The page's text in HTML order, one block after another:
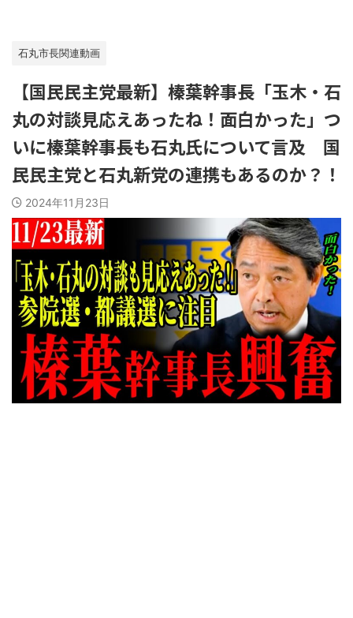
石丸市長関連動画
【国民民主党最新】榛葉幹事長「玉木・石
丸の対談見応えあったね！面白かった」つ
いに榛葉幹事長も石丸氏について言及 国
民民主党と石丸新党の連携もあるのか？！
2024年11月23日